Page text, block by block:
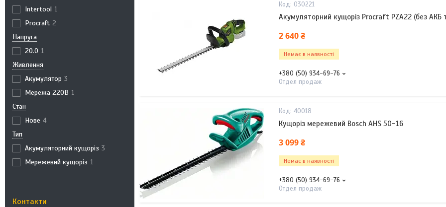
Intertool 1
Procraft 2
Напруга
20.0 1
Живлення
Акумулятор 3
Мережа 220В 1
Стан
Нове 4
Тип
Акумуляторний кущоріз 3
Мережевий кущоріз 1
Контакти
030221
Акумуляторний кущоріз Procraft PZA22 (без АКБ
2 640 ₴
Немає в наявності
+380 (50) 934-69-76
Отдел продаж
40018
Кущоріз мережевий Bosch AHS 50-16
3 099 ₴
Немає в наявності
+380 (50) 934-69-76
Отдел продаж